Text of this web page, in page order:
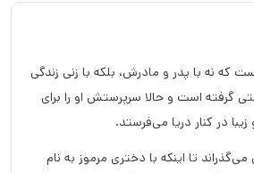
که نه با پدر و مادرش، بلکه با زنی زندگی
گرفته است و حالا سرپرستش او را برای
در کنار دریا می‌فرستد.
می‌گذراند تا اینکه با دختری مرموز به نام